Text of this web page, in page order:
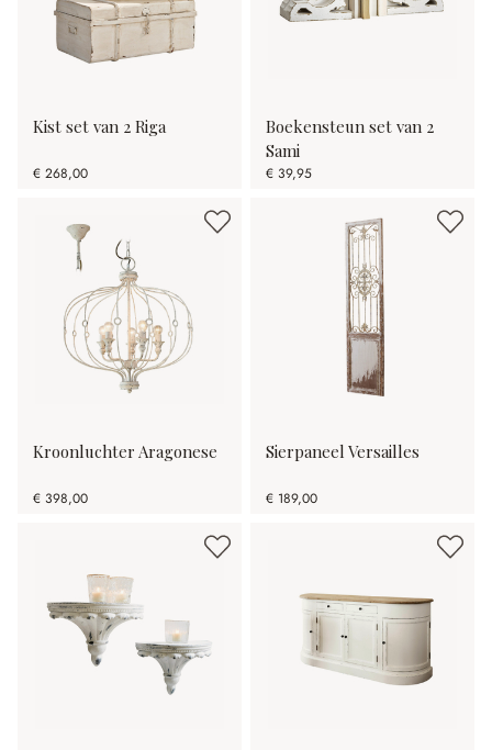
Kist set van 2 Riga
€ 268,00
Boekensteun set van 2
Sami
€ 39,95
Kroonluchter Aragonese
€ 398,00
Sierpaneel Versailles
€ 189,00